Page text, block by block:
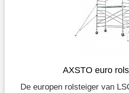
AXSTO euro
De europen rolsteiger van